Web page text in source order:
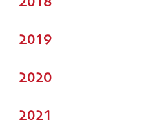
2019
2020
2021